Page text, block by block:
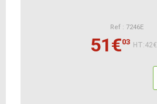
Ref : 7246E
51€03 HT:42€